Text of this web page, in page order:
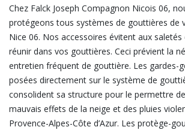
Chez Falck Joseph Compagnon Nicois 06,
protégeons tous systèmes de gouttières de
Nice 06. Nos accessoires évitent aux
réunir dans vos gouttières. Ceci prévient la
entretien fréquent de gouttière. Les gardes-
posées directement sur le système de
consolident sa structure pour le permettre
mauvais effets de la neige et des pluies
Provence-Alpes-Côte d’Azur. Les protège-